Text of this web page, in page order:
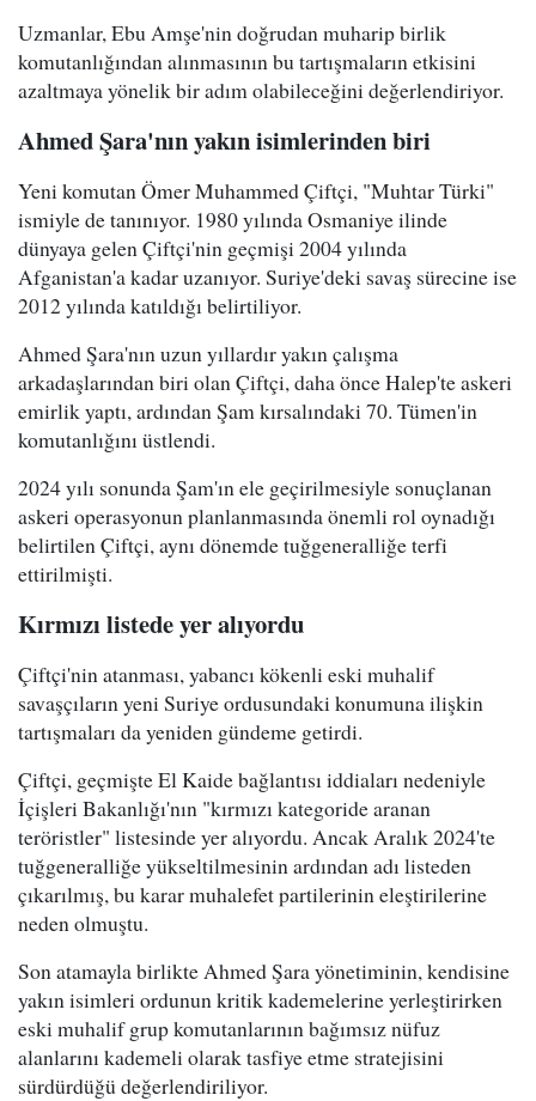
Uzmanlar, Ebu Amşe'nin doğrudan muharip birlik
komutanlığından alınmasının bu tartışmaların etkisini
azaltmaya yönelik bir adım olabileceğini değerlendiriyor.
Ahmed Şara'nın yakın isimlerinden biri
Yeni komutan Ömer Muhammed Çiftçi, "Muhtar Türki"
ismiyle de tanınıyor. 1980 yılında Osmaniye ilinde
dünyaya gelen Çiftçi'nin geçmişi 2004 yılında
Afganistan'a kadar uzanıyor. Suriye'deki savaş sürecine ise
2012 yılında katıldığı belirtiliyor.
Ahmed Şara'nın uzun yıllardır yakın çalışma
arkadaşlarından biri olan Çiftçi, daha önce Halep'te askeri
emirlik yaptı, ardından Şam kırsalındaki 70. Tümen'in
komutanlığını üstlendi.
2024 yılı sonunda Şam'ın ele geçirilmesiyle sonuçlanan
askeri operasyonun planlanmasında önemli rol oynadığı
belirtilen Çiftçi, aynı dönemde tuğgeneralliğe terfi
ettirilmişti.
Kırmızı listede yer alıyordu
Çiftçi'nin atanması, yabancı kökenli eski muhalif
savaşçıların yeni Suriye ordusundaki konumuna ilişkin
tartışmaları da yeniden gündeme getirdi.
Çiftçi, geçmişte El Kaide bağlantısı iddiaları nedeniyle
İçişleri Bakanlığı'nın "kırmızı kategoride aranan
teröristler" listesinde yer alıyordu. Ancak Aralık 2024'te
tuğgeneralliğe yükseltilmesinin ardından adı listeden
çıkarılmış, bu karar muhalefet partilerinin eleştirilerine
neden olmuştu.
Son atamayla birlikte Ahmed Şara yönetiminin, kendisine
yakın isimleri ordunun kritik kademelerine yerleştirirken
eski muhalif grup komutanlarının bağımsız nüfuz
alanlarını kademeli olarak tasfiye etme stratejisini
sürdürdüğü değerlendiriliyor.